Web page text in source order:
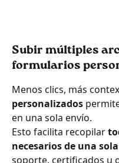
Subir múltiples
formularios
Menos clics, más
personalizados
en una sola envío.
Esto facilita recopilar
necesarios de una
soporte, certificados u